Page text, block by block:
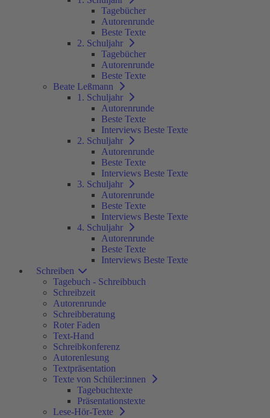
Tagebücher
Autorenrunde
Beste Texte
2. Schuljahr
Tagebücher
Autorenrunde
Beste Texte
Beate Leßmann
1. Schuljahr
Autorenrunde
Beste Texte
Interviews Beste Texte
2. Schuljahr
Autorenrunde
Beste Texte
Interviews Beste Texte
3. Schuljahr
Autorenrunde
Beste Texte
Interviews Beste Texte
4. Schuljahr
Autorenrunde
Beste Texte
Interviews Beste Texte
Schreiben
Tagebuch - Schreibbuch
Schreibzeit
Autorenrunde
Schreibberatung
Roter Faden
Text-Hand
Schreibkonferenz
Autorenlesung
Textpräsentation
Texte von Schüler:innen
Tagebuchtexte
Präsentationstexte
Lese-Hör-Texte